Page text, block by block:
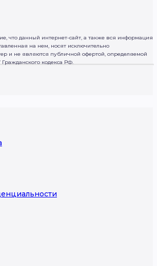
что данный интернет-сайт, а также вся информация
на нем, носят исключительно
и не являются публичной офертой, определяемой
кодекса РФ.